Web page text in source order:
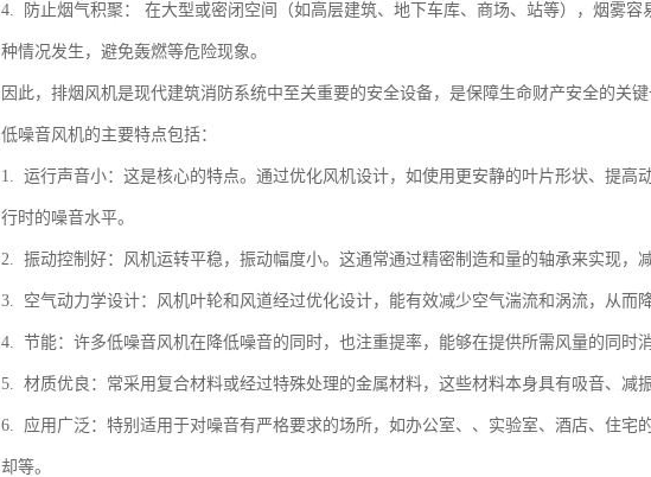
4. 防止烟气积聚： 在大型或密闭空间（如高层建筑、地下车库、商场、站等），烟雾
种情况发生，避免轰燃等危险现象。
因此，排烟风机是现代建筑消防系统中至关重要的安全设备，是保障生命财产安全的关键
低噪音风机的主要特点包括：
1. 运行声音小：这是核心的特点。通过优化风机设计，如使用更安静的叶片形状、提高
行时的噪音水平。
2. 振动控制好：风机运转平稳，振动幅度小。这通常通过精密制造和量的轴承来实现，
3. 空气动力学设计：风机叶轮和风道经过优化设计，能有效减少空气湍流和涡流，从而
4. 节能：许多低噪音风机在降低噪音的同时，也注重提率，能够在提供所需风量的同时
5. 材质优良：常采用复合材料或经过特殊处理的金属材料，这些材料本身具有吸音、减
6. 应用广泛：特别适用于对噪音有严格要求的场所，如办公室、、实验室、酒店、住宅
却等。